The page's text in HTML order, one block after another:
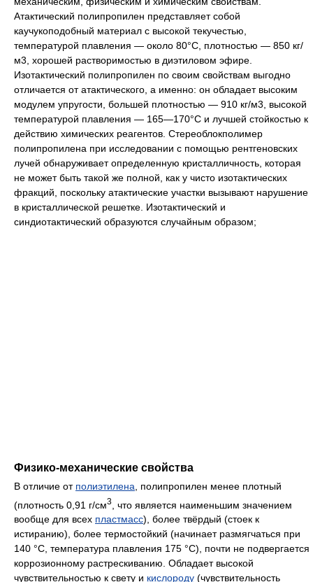
Атактический полипропилен представляет собой
каучукоподобный материал с высокой текучестью,
температурой плавления — около 80°С, плотностью — 850 кг/
м3, хорошей растворимостью в диэтиловом эфире.
Изотактический полипропилен по своим свойствам выгодно
отличается от атактического, а именно: он обладает высоким
модулем упругости, большей плотностью — 910 кг/м3, высокой
температурой плавления — 165—170°С и лучшей стойкостью к
действию химических реагентов. Стереоблокполимер
полипропилена при исследовании с помощью рентгеновских
лучей обнаруживает определенную кристалличность, которая
не может быть такой же полной, как у чисто изотактических
фракций, поскольку атактические участки вызывают нарушение
в кристаллической решетке. Изотактический и
синдиотактический образуются случайным образом;
Физико-механические свойства
В отличие от полиэтилена , полипропилен менее плотный
(плотность 0,91 г/см3
, что является наименьшим значением
вообще для всех пластмасс), более твёрдый (стоек к
истиранию), более термостойкий (начинает размягчаться при
140 °C, температура плавления 175 °C), почти не подвергается
коррозионному растрескиванию. Обладает высокой
чувствительностью к свету и кислороду (чувствительность